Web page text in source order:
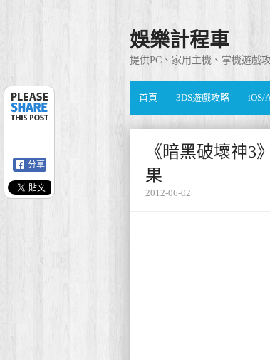
娛樂計程車
提供PC、家用主機、掌機遊戲
首頁 3DS遊戲攻略 iOS/
《暗黑破壞神3
果
2012-06-02
分享